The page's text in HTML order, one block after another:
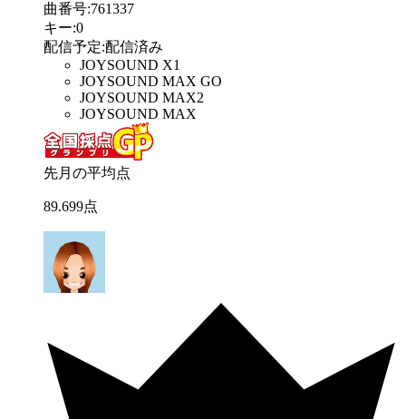
曲番号:761337
キー:0
配信予定:配信済み
JOYSOUND X1
JOYSOUND MAX GO
JOYSOUND MAX2
JOYSOUND MAX
先月の平均点
89.699点